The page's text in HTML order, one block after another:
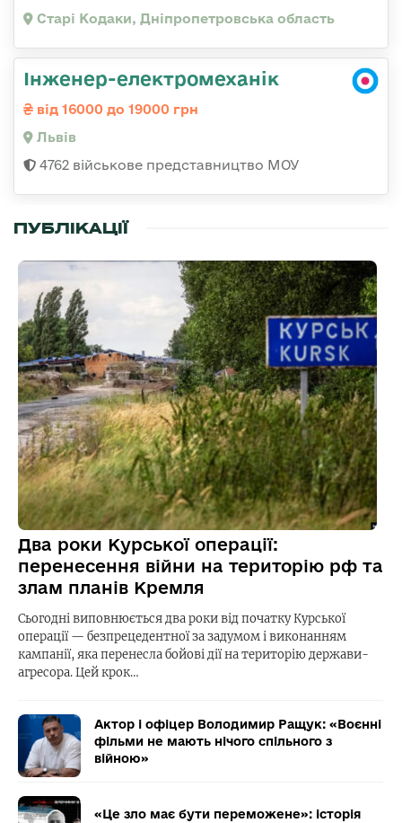
Старі Кодаки, Дніпропетровська область
Інженер-електромеханік
від 16000 до 19000 грн
Львів
4762 військове представництво МОУ
ПУБЛІКАЦІЇ
Два роки Курської операції:
перенесення війни на територію рф та
злам планів Кремля
Сьогодні виповнюється два роки від початку Курської
операції — безпрецедентної за задумом і виконанням
кампанії, яка перенесла бойові дії на територію держави-
агресора. Цей крок…
Актор і офіцер Володимир Ращук: «Воєнні
фільми не мають нічого спільного з
війною»
«Це зло має бути переможене»: історія